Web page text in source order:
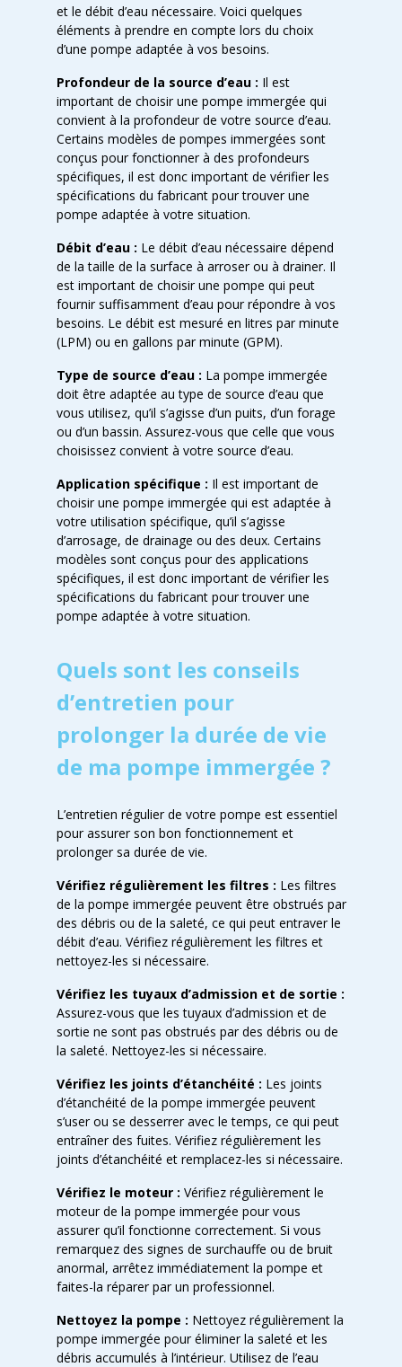
et le débit d’eau nécessaire. Voici quelques
éléments à prendre en compte lors du choix
d’une pompe adaptée à vos besoins.
Profondeur de la source d’eau : Il est
important de choisir une pompe immergée qui
convient à la profondeur de votre source d’eau.
Certains modèles de pompes immergées sont
conçus pour fonctionner à des profondeurs
spécifiques, il est donc important de vérifier les
spécifications du fabricant pour trouver une
pompe adaptée à votre situation.
Débit d’eau : Le débit d’eau nécessaire dépend
de la taille de la surface à arroser ou à drainer. Il
est important de choisir une pompe qui peut
fournir suffisamment d’eau pour répondre à vos
besoins. Le débit est mesuré en litres par minute
(LPM) ou en gallons par minute (GPM).
Type de source d’eau : La pompe immergée
doit être adaptée au type de source d’eau que
vous utilisez, qu’il s’agisse d’un puits, d’un forage
ou d’un bassin. Assurez-vous que celle que vous
choisissez convient à votre source d’eau.
Application spécifique : Il est important de
choisir une pompe immergée qui est adaptée à
votre utilisation spécifique, qu’il s’agisse
d’arrosage, de drainage ou des deux. Certains
modèles sont conçus pour des applications
spécifiques, il est donc important de vérifier les
spécifications du fabricant pour trouver une
pompe adaptée à votre situation.
Quels sont les conseils
d’entretien pour
prolonger la durée de vie
de ma pompe immergée ?
L’entretien régulier de votre pompe est essentiel
pour assurer son bon fonctionnement et
prolonger sa durée de vie.
Vérifiez régulièrement les filtres : Les filtres
de la pompe immergée peuvent être obstrués par
des débris ou de la saleté, ce qui peut entraver le
débit d’eau. Vérifiez régulièrement les filtres et
nettoyez-les si nécessaire.
Vérifiez les tuyaux d’admission et de sortie :
Assurez-vous que les tuyaux d’admission et de
sortie ne sont pas obstrués par des débris ou de
la saleté. Nettoyez-les si nécessaire.
Vérifiez les joints d’étanchéité : Les joints
d’étanchéité de la pompe immergée peuvent
s’user ou se desserrer avec le temps, ce qui peut
entraîner des fuites. Vérifiez régulièrement les
joints d’étanchéité et remplacez-les si nécessaire.
Vérifiez le moteur : Vérifiez régulièrement le
moteur de la pompe immergée pour vous
assurer qu’il fonctionne correctement. Si vous
remarquez des signes de surchauffe ou de bruit
anormal, arrêtez immédiatement la pompe et
faites-la réparer par un professionnel.
Nettoyez la pompe : Nettoyez régulièrement la
pompe immergée pour éliminer la saleté et les
débris accumulés à l’intérieur. Utilisez de l’eau